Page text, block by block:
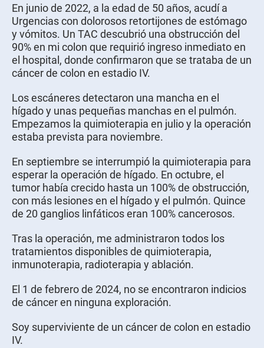
En junio de 2022, a la edad de 50 años, acudí a
Urgencias con dolorosos retortijones de estómago
y vómitos. Un TAC descubrió una obstrucción del
90% en mi colon que requirió ingreso inmediato en
el hospital, donde confirmaron que se trataba de un
cáncer de colon en estadio IV.
Los escáneres detectaron una mancha en el
hígado y unas pequeñas manchas en el pulmón.
Empezamos la quimioterapia en julio y la operación
estaba prevista para noviembre.
En septiembre se interrumpió la quimioterapia para
esperar la operación de hígado. En octubre, el
tumor había crecido hasta un 100% de obstrucción,
con más lesiones en el hígado y el pulmón. Quince
de 20 ganglios linfáticos eran 100% cancerosos.
Tras la operación, me administraron todos los
tratamientos disponibles de quimioterapia,
inmunoterapia, radioterapia y ablación.
El 1 de febrero de 2024, no se encontraron indicios
de cáncer en ninguna exploración.
Soy superviviente de un cáncer de colon en estadio
IV.